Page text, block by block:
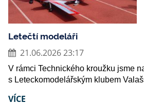
Letečtí modeláři
21.06.2026 23:17
V rámci Technického kroužku jsme
s Leteckomodelářským klubem
VÍCE